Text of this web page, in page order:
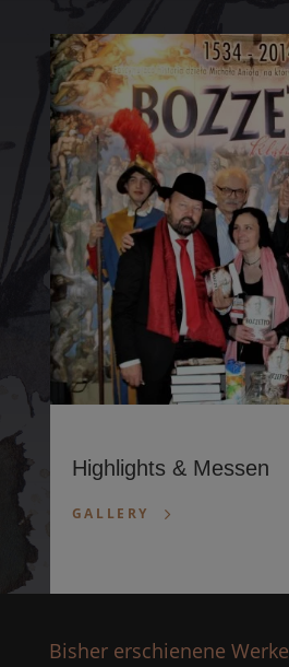
Highlights & Messen
GALLERY
Bisher erschienene Werke